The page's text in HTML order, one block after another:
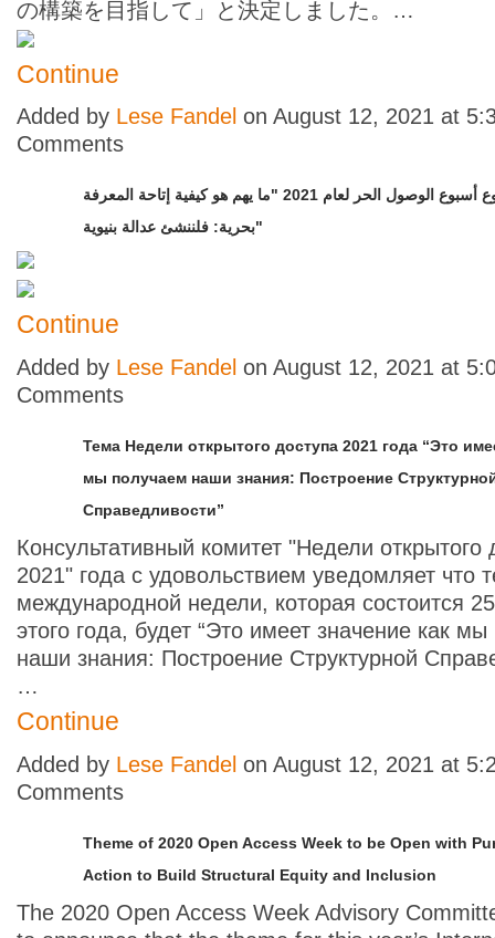
の構築を目指して」と決定しました。…
Continue
Added by Lese Fandel on August 12, 2021 at
Comments
سيكون موضوع أسبوع الوصول الحر لعام 2021 "ما يهم هو كيفية إتاحة المعرفة
بحرية: فلننشئ عدالة بنيوية"
Continue
Added by Lese Fandel on August 12, 2021 at
Comments
Тема Недели открытого доступа 2021 года “Это
мы получаем наши знания: Построение
Справедливости”
Консультативный комитет "Недели открытого
2021" года с удовольствием уведомляет что
международной недели, которая состоится
этого года, будет “Это имеет значение как
наши знания: Построение Структурной
…
Continue
Added by Lese Fandel on August 12, 2021 at
Comments
Theme of 2020 Open Access Week to be Open with
Action to Build Structural Equity and Inclusion
The 2020 Open Access Week Advisory